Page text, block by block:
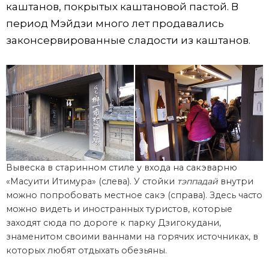
каштанов, покрытых каштановой пастой. В
период Мэйдзи много лет продавались
законсервированные сладости из каштанов.
Вывеска в старинном стиле у входа на сакэварню
«Масуити Итимура» (слева). У стойки тэппадайвнутри
можно попробовать местное сакэ (справа). Здесь часто
можно видеть и иностранных туристов, которые
заходят сюда по дороге к парку Дзигокудани,
знаменитом своими ваннами на горячих источниках, в
которых любят отдыхать обезьяны.